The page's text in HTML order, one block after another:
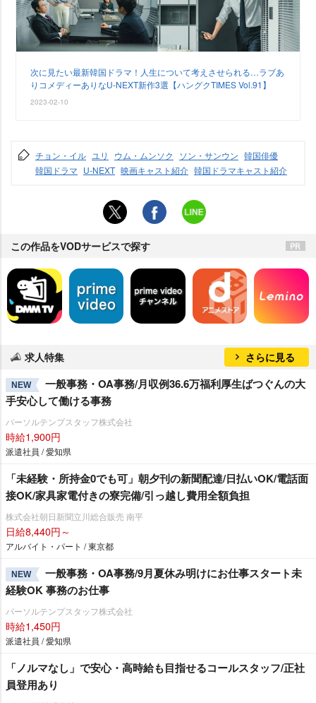
次に見たい最新韓国ドラマ！人生について考えさせられる…ラブあ
りコメディーありなU-NEXT新作3選【ハングクTIMES Vol.91】
2023-02-10
チョン・イル ユリ ウム・ムンソク ソン・サンウン 韓国俳優
韓国ドラマ U-NEXT 映画キャスト紹介 韓国ドラマキャスト紹介
この作品をVODサービスで探す
求人特集 さらに見る
NEW
一般事務・OA事務/月収例36.6万福利厚生ばつぐんの大
手安心して働ける事務
パーソルテンプスタッフ株式会社
時給1,900円
派遣社員 / 愛知県
「未経験・所持金0でも可」朝夕刊の新聞配達/日払いOK/電話面
接OK/家具家電付きの寮完備/引っ越し費用全額負担
株式会社朝日新聞立川総合販売 南平
日給8,440円～
アルバイト・パート / 東京都
NEW
一般事務・OA事務/9月夏休み明けにお仕事スタート未
経験OK 事務のお仕事
パーソルテンプスタッフ株式会社
時給1,450円
派遣社員 / 愛知県
「ノルマなし」で安心・高時給も目指せるコールスタッフ/正社
員登用あり